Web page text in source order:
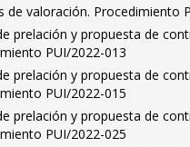
de valoración. Procedimiento
prelación y propuesta de
PUI/2022-013
prelación y propuesta de
PUI/2022-015
prelación y propuesta de
PUI/2022-025